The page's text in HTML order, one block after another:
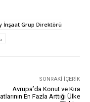
İnşaat Grup Direktörü
SONRAKI İÇERIK
Avrupa’da Konut ve Kira
En Fazla Arttığı Ülke